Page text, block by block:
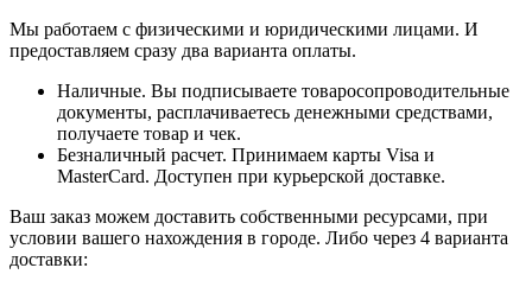
Мы работаем с физическими и юридическими лицами. И
предоставляем сразу два варианта оплаты.
Наличные. Вы подписываете товаросопроводительные
документы, расплачиваетесь денежными средствами,
получаете товар и чек.
Безналичный расчет. Принимаем карты Visa и
MasterCard. Доступен при курьерской доставке.
Ваш заказ можем доставить собственными ресурсами, при
условии вашего нахождения в городе. Либо через 4 варианта
доставки: